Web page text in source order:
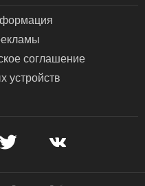
соглашение
устройств